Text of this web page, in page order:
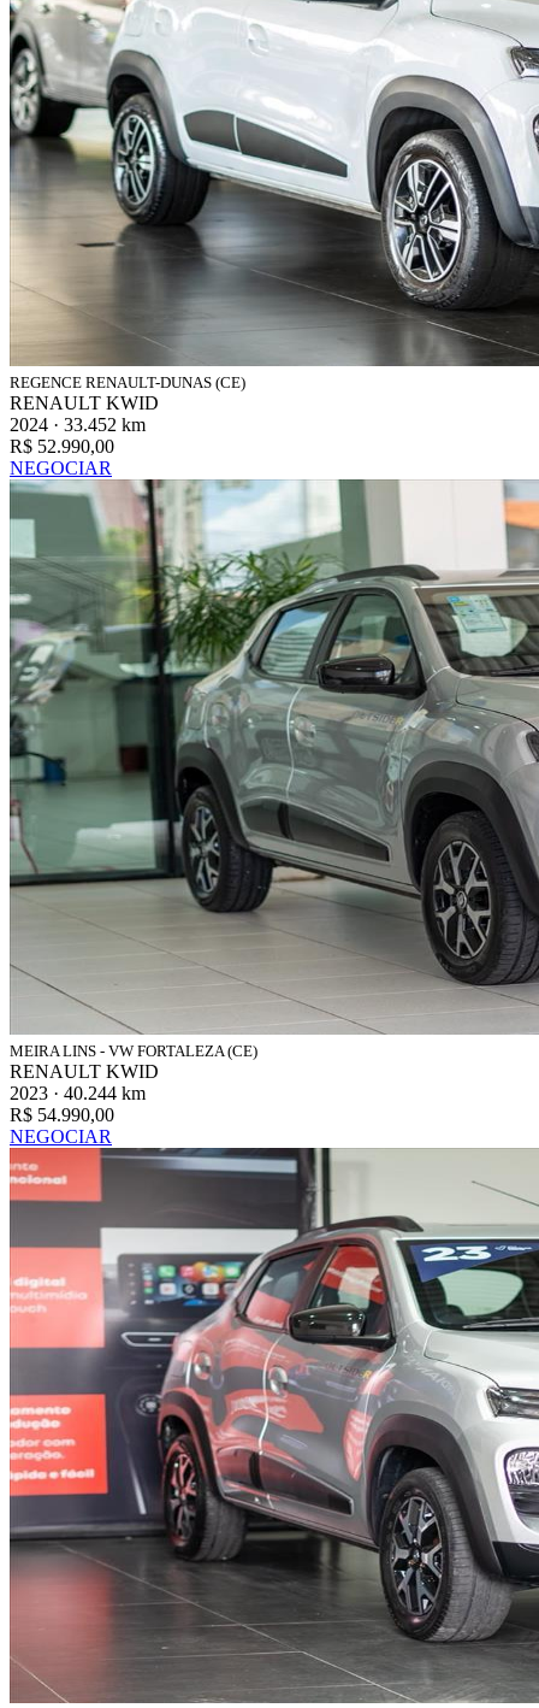
REGENCE RENAULT-DUNAS (CE)
RENAULT KWID
2024 · 33.452 km
R$ 52.990,00
NEGOCIAR
MEIRA LINS - VW FORTALEZA (CE)
RENAULT KWID
2023 · 40.244 km
R$ 54.990,00
NEGOCIAR